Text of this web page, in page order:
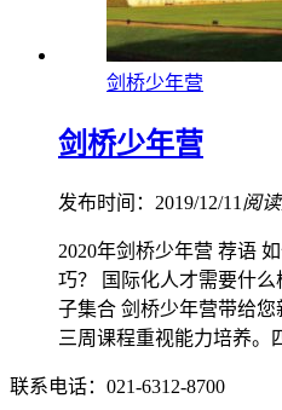
剑桥少年营
剑桥少年营
发布时间：2019/12/11 阅
2020年剑桥少年营 荐语
巧？ 国际化人才需要什
子集合 剑桥少年营带给
三周课程重视能力培养。
联系电话：021-6312-8700